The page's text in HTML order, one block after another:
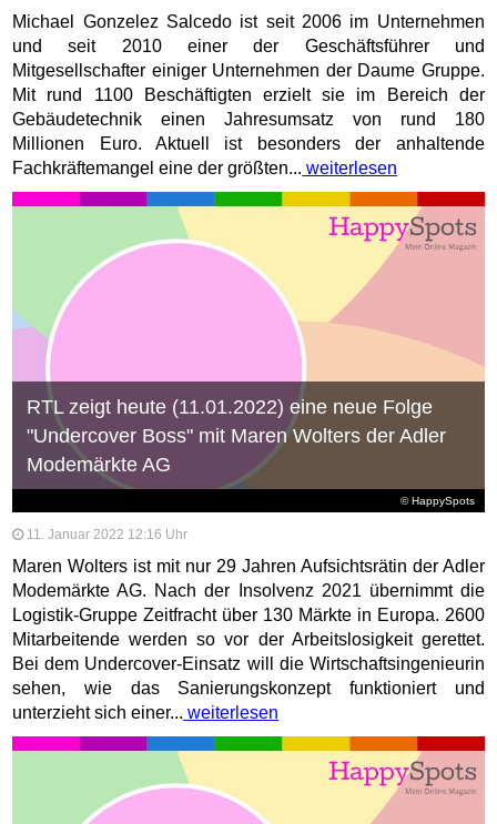
Michael Gonzelez Salcedo ist seit 2006 im Unternehmen
und seit 2010 einer der Geschäftsführer und
Mitgesellschafter einiger Unternehmen der Daume Gruppe.
Mit rund 1100 Beschäftigten erzielt sie im Bereich der
Gebäudetechnik einen Jahresumsatz von rund 180
Millionen Euro. Aktuell ist besonders der anhaltende
Fachkräftemangel eine der größten... weiterlesen
© HappySpots
RTL zeigt heute (11.01.2022) eine neue Folge
"Undercover Boss" mit Maren Wolters der Adler
Modemärkte AG
11. Januar 2022 12:16 Uhr
Maren Wolters ist mit nur 29 Jahren Aufsichtsrätin der Adler
Modemärkte AG. Nach der Insolvenz 2021 übernimmt die
Logistik-Gruppe Zeitfracht über 130 Märkte in Europa. 2600
Mitarbeitende werden so vor der Arbeitslosigkeit gerettet.
Bei dem Undercover-Einsatz will die Wirtschaftsingenieurin
sehen, wie das Sanierungskonzept funktioniert und
unterzieht sich einer... weiterlesen